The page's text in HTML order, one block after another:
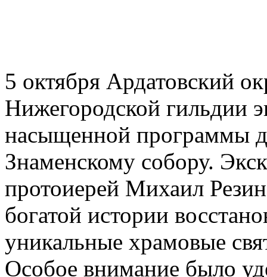
5 октября Ардатовский
Нижегородской гильдии
насыщенной программы
Знаменскому собору.
протоиерей Михаил
богатой истории
уникальные храмовые
Особое внимание было